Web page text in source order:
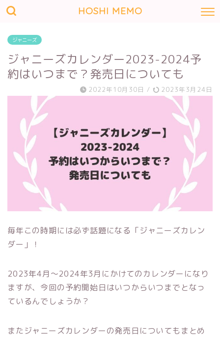
HOSHI MEMO
ジャニーズ
ジャニーズカレンダー2023-2024予
約はいつまで？発売日についても
2022年10月30日 / 2023年3月24日
毎年この時期には必ず話題になる「ジャニーズカレン
ダー」！
2023年4月〜2024年3月にかけてのカレンダーになり
ますが、今回の予約開始日はいつからいつまでとなっ
ているんでしょうか？
またジャニーズカレンダーの発売日についてもまとめ